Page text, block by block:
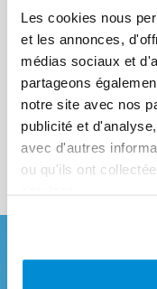
Les cookies nous
et les annonces,
médias sociaux et
partageons
notre site avec nos
publicité et
avec d'autres
ou qu'ils ont
Distribution
pour lave glace et
(42)